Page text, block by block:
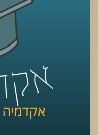
נכנסת אל תוך חדרי
ולעיתים גם אל תוך
האם זה הופך את הרפואה
האופן שבו רופאים
כדי להבין איך השינוי
התחומים הכי רגישים
איתנו היום פרופ’ אסנת
בבילינסון ומשנה לדיקן